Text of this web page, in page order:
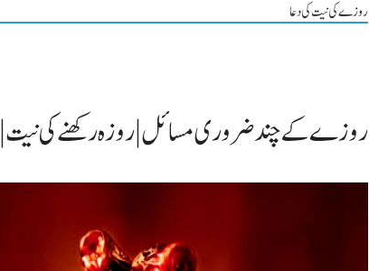
روزے کی نیت کی دعا
روزے کے چند ضروری مسائل | روزہ رکھنے کی نیت | Roza ke masail in urdu